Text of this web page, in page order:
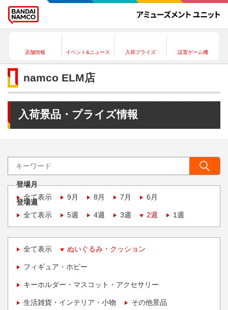
店舗情報 イベント&ニュース 入荷プライズ 設置ゲーム機
namco ELM店
入荷景品・プライズ情報
登場月
全て表示
9月 8月 7月 6月
登場週
全て表示
5週 4週 3週 2週 1週
全て表示 ぬいぐるみ・クッション
フィギュア・ホビー
キーホルダー・マスコット・アクセサリー
生活雑貨・インテリア・小物 その他景品